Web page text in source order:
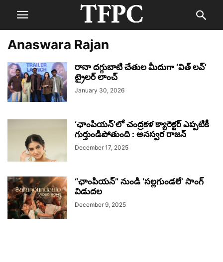
Anaswara Rajan
రానా దగ్గుబాటి చేతుల మీదుగా ‘విత్ లవ్’
ట్రైలర్ లాంచ్
January 30, 2026
‘ఛాంపియన్’లో చంద్రకళ క్యారెక్టర్ ఎప్పటికీ
గుర్తుండిపోతుంది : అనస్వర రాజన్
December 17, 2025
“ఛాంపియన్” నుండి ‘సల్లగుండలే’ సాంగ్
విడుదల
December 9, 2025